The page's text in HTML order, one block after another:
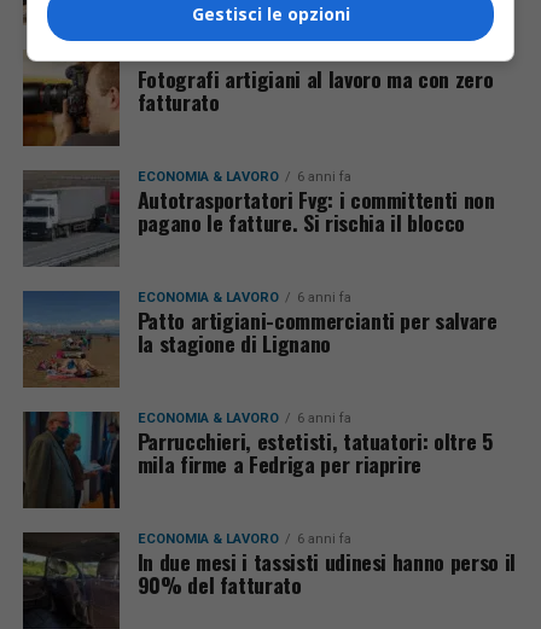
Fotografi artigiani al lavoro ma con zero
fatturato
ECONOMIA & LAVORO 6 anni fa
Autotrasportatori Fvg: i committenti non
pagano le fatture. Si rischia il blocco
ECONOMIA & LAVORO 6 anni fa
Patto artigiani-commercianti per salvare
la stagione di Lignano
ECONOMIA & LAVORO 6 anni fa
Parrucchieri, estetisti, tatuatori: oltre 5
mila firme a Fedriga per riaprire
ECONOMIA & LAVORO 6 anni fa
In due mesi i tassisti udinesi hanno perso il
90% del fatturato
Gestisci le opzioni